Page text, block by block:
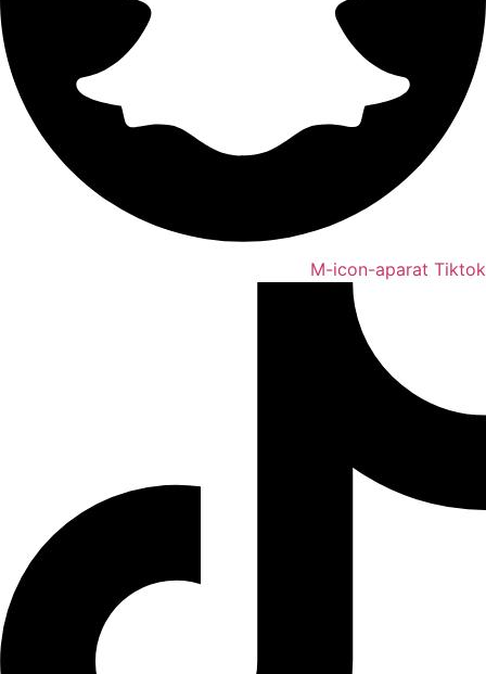
M-icon-aparat Tiktok